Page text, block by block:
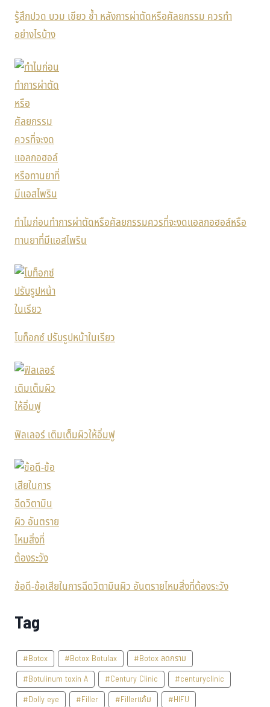
รู้สึกปวด บวม เขียว ช้ำ หลังการผ่าตัดหรือศัลยกรรม ควรทำ
อย่างไรบ้าง
ทำไมก่อนทำการผ่าตัดหรือศัลยกรรมควรที่จะงดแอลกอฮอล์หรือ
ทานยาที่มีแอสไพริน
โบท็อกซ์ ปรับรูปหน้าในเรียว
ฟิลเลอร์ เติมเต็มผิวให้อิ่มฟู
ข้อดี-ข้อเสียในการฉีดวิตามินผิว อันตรายไหมสิ่งที่ต้องระวัง
Tag
#Botox #Botox Botulax
#Botox ลดกราม
#Botulinum toxin A
#Century Clinic
#centuryclinic
#Dolly eye
#Filler #Fillerแก้ม
#HIFU